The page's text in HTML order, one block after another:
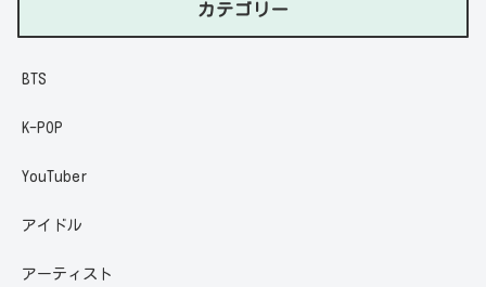
カテゴリー
BTS
K-POP
YouTuber
アイドル
アーティスト